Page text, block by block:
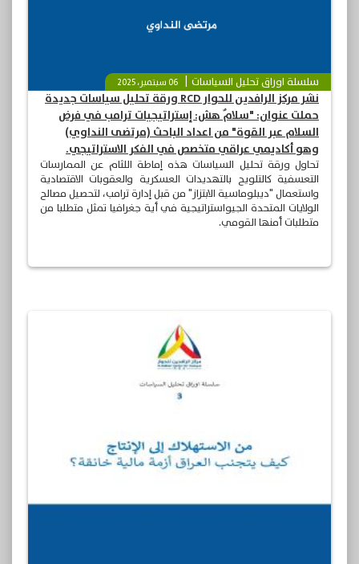
سلسلة اوراق تحليل السياسات 06 سبتمبر، 2025
نشر مركز الرافدين للحوار RCD ورقة تحليل سياسات جديدة
حملت عنوان: "سلامٌ هش: إستراتيجيات ترامب في فرض
السلام عبر القوة" من اعداد الباحث (مرتضى النداوي)
وهو أكاديمي عراقي متخصص في الفكر الاستراتيجي.
تحاول ورقة تحليل السياسات هذه إماطة اللثام عن الممارسات
التعسفية كالتلويح بالتهديدات العسكرية والعقوبات الاقتصادية
واستعمال "ديبلوماسية الابتزاز" من قبل إدارة ترامب، لتحصيل مصالح
الولايات المتحدة الجيواستراتيجية في أية جغرافيا تمثل متطلبا من
متطلبات أمنها القومي.